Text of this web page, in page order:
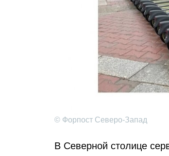
© Форпост Северо-Запад
В Северной столице